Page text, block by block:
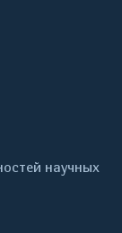
научных